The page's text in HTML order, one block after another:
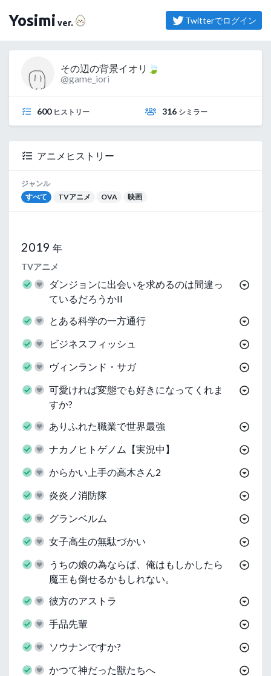
Yosimi（よしみ）
ver. Twitterでログイン
その辺の背景イオリ🍃
@game_iori
600 ヒストリー 316 シミラー
アニメヒストリー
ジャンル
すべて
TVアニメ OVA 映画
2019 年
TVアニメ
ダンジョンに出会いを求めるのは間違っ
ているだろうかII
とある科学の一方通行
ビジネスフィッシュ
ヴィンランド・サガ
可愛ければ変態でも好きになってくれま
すか?
ありふれた職業で世界最強
ナカノヒトゲノム【実況中】
からかい上手の高木さん2
炎炎ノ消防隊
グランベルム
女子高生の無駄づかい
うちの娘の為ならば、俺はもしかしたら
魔王も倒せるかもしれない。
彼方のアストラ
手品先輩
ソウナンですか?
かつて神だった獣たちへ